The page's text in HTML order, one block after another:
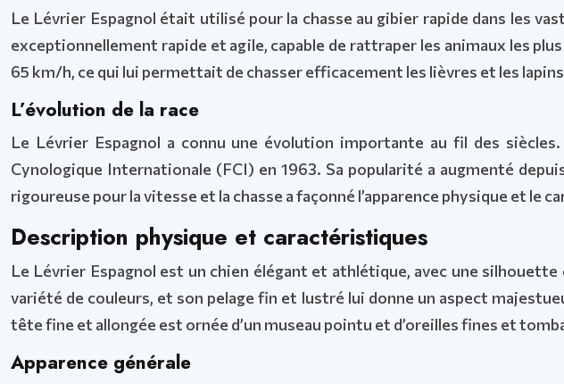
Le Lévrier Espagnol était utilisé pour la chasse au gibier rapide dans les
exceptionnellement rapide et agile, capable de rattraper les animaux les
65 km/h, ce qui lui permettait de chasser efficacement les lièvres et les
L’évolution de la race
Le Lévrier Espagnol a connu une évolution importante au fil des
Cynologique Internationale (FCI) en 1963. Sa popularité a augmenté
rigoureuse pour la vitesse et la chasse a façonné l’apparence physique et le
Description physique et caractéristiques
Le Lévrier Espagnol est un chien élégant et athlétique, avec une
variété de couleurs, et son pelage fin et lustré lui donne un aspect
tête fine et allongée est ornée d’un museau pointu et d’oreilles fines et
Apparence générale